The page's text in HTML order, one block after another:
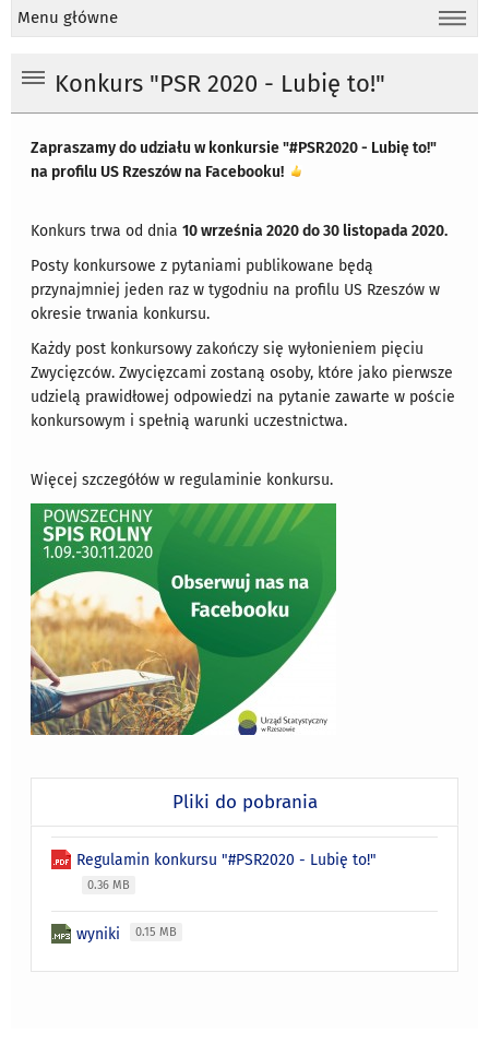
Menu główne
Konkurs "PSR 2020 - Lubię to!"
Zapraszamy do udziału w konkursie "#PSR2020 - Lubię to!"
na profilu US Rzeszów na Facebooku!
Konkurs trwa od dnia10 września 2020 do 30 listopada 2020.
Posty konkursowe z pytaniami publikowane będą
przynajmniej jeden raz w tygodniu na profilu US Rzeszów w
okresie trwania konkursu.
Każdy post konkursowy zakończy się wyłonieniem pięciu
Zwycięzców. Zwycięzcami zostaną osoby, które jako pierwsze
udzielą prawidłowej odpowiedzi na pytanie zawarte w poście
konkursowym i spełnią warunki uczestnictwa.
Więcej szczegółów w regulaminie konkursu.
Pliki do pobrania
Regulamin konkursu "#PSR2020 - Lubię to!"
0.36 MB
wyniki 0.15 MB